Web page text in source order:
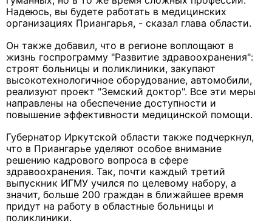
Надеюсь, вы будете работать в медицинских
организациях Приангарья, - сказал глава области.
Он также добавил, что в регионе воплощают в
жизнь госпрограмму "Развитие здравоохранения":
строят больницы и поликлиники, закупают
высокотехнологичное оборудование, автомобили,
реализуют проект "Земский доктор". Все эти меры
направлены на обеспечение доступности и
повышение эффективности медицинской помощи.
Губернатор Иркутской области также подчеркнул,
что в Приангарье уделяют особое внимание
решению кадрового вопроса в сфере
здравоохранения. Так, почти каждый третий
выпускник ИГМУ учился по целевому набору, а
значит, больше 200 граждан в ближайшее время
придут на работу в областные больницы и
поликлиники.